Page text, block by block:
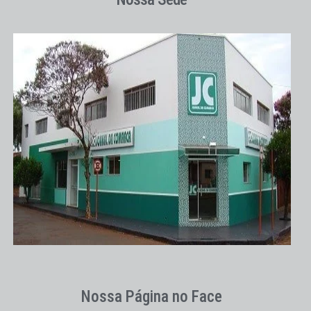
Nossa Página no Face